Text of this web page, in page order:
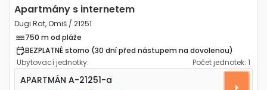
Apartmány s internetem
Dugi Rat, Omiš / 21251
750 m od pláže
BEZPLATNÉ storno (30 dní před nástupem na dovolenou)
Ubytovací jednotky:
Počet jednotek: 1
Dvoupokojový apartmán Dugi Rat, Omiš A-21251-a
APARTMÁN A-21251-a